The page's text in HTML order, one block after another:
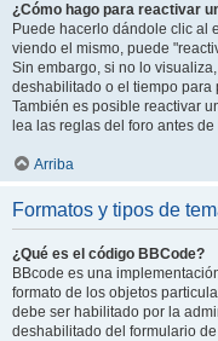
¿Cómo hago para reactivar
Puede hacerlo dándole clic al
viendo el mismo, puede
Sin embargo, si no lo
deshabilitado o el tiempo
También es posible reactivar
lea las reglas del foro antes
Arriba
Formatos y tipos de
¿Qué es el código BBCode?
BBcode es una
formato de los objetos
debe ser habilitado por la
deshabilitado del formulario